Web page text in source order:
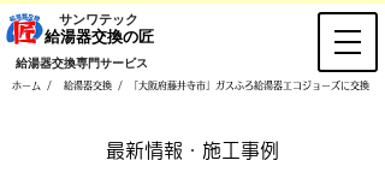
ホーム / 給湯器交換 / 「大阪府藤井寺市」ガスふろ給湯器エコジョーズに交換
​サンワテック
​給湯器交換の匠
​給湯器交換専門サービス
​最新情報・施工事例